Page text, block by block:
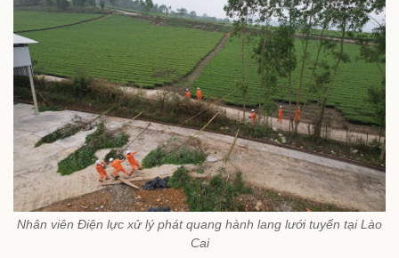
Nhân viên Điện lực xử lý phát quang hành lang lưới tuyến tại Lào
Cai